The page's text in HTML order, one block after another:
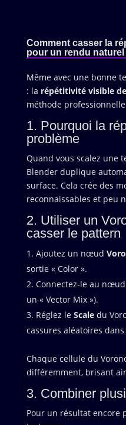
Comment casser la
pour un rendu naturel
Même avec une bonne
: la répétitivité visible
méthode
1. Pourquoi la
problème
Quand vous scalez une
Blender duplique
surface. Cela crée des
reconnaissables et peu
2. Utiliser un
casser le pattern
Ajoutez un nœud
sortie « Color ».
Connectez-le au
un « Vector Mix »).
Réglez le Scaledu
cassures aléatoires
Chaque cellule du
différemment, brisant
3. Combiner
Pour un résultat encore